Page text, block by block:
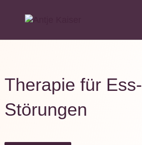
Therapie für Ess-
Störungen